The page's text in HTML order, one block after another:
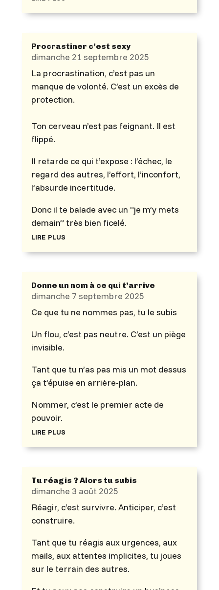
Procrastiner c’est sexy
dimanche 21 septembre 2025
La procrastination, c’est pas un
manque de volonté. C’est un excès de
protection.
Ton cerveau n’est pas feignant. Il est
flippé.
Il retarde ce qui t’expose : l’échec, le
regard des autres, l’effort, l’inconfort,
l’absurde incertitude.
Donc il te balade avec un “je m’y mets
demain” très bien ficelé.
lire plus
Donne un nom à ce qui t’arrive
dimanche 7 septembre 2025
Ce que tu ne nommes pas, tu le subis
Un flou, c’est pas neutre. C’est un piège
invisible.
Tant que tu n’as pas mis un mot dessus
ça t’épuise en arrière-plan.
Nommer, c’est le premier acte de
pouvoir.
lire plus
Tu réagis ? Alors tu subis
dimanche 3 août 2025
Réagir, c’est survivre. Anticiper, c’est
construire.
Tant que tu réagis aux urgences, aux
mails, aux attentes implicites, tu joues
sur le terrain des autres.